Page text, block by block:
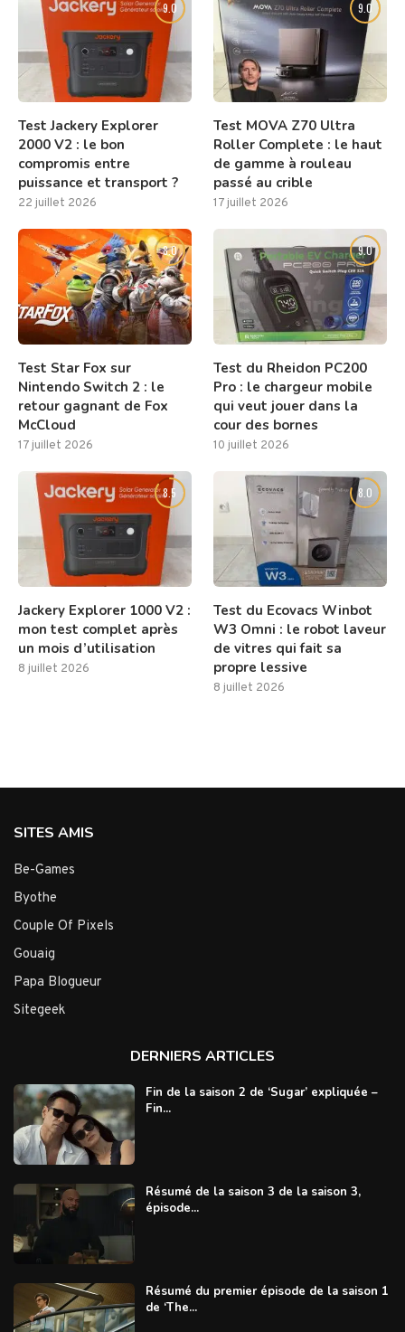
9.0
Test Jackery Explorer
2000 V2 : le bon
compromis entre
puissance et transport ?
22 juillet 2026
9.0
Test MOVA Z70 Ultra
Roller Complete : le haut
de gamme à rouleau
passé au crible
17 juillet 2026
8.0
Test Star Fox sur
Nintendo Switch 2 : le
retour gagnant de Fox
McCloud
17 juillet 2026
9.0
Test du Rheidon PC200
Pro : le chargeur mobile
qui veut jouer dans la
cour des bornes
10 juillet 2026
8.5
Jackery Explorer 1000 V2 :
mon test complet après
un mois d’utilisation
8 juillet 2026
8.0
Test du Ecovacs Winbot
W3 Omni : le robot laveur
de vitres qui fait sa
propre lessive
8 juillet 2026
SITES AMIS
Be-Games
Byothe
Couple Of Pixels
Gouaig
Papa Blogueur
Sitegeek
DERNIERS ARTICLES
Fin de la saison 2 de ‘Sugar’ expliquée –
Fin...
Résumé de la saison 3 de la saison 3,
épisode...
Résumé du premier épisode de la saison 1
de ‘The...